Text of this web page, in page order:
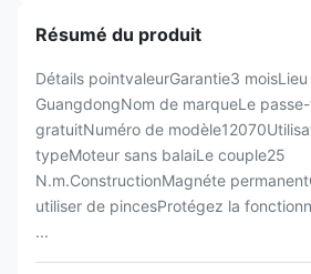
Résumé du produit
Détails pointvaleurGarantie3
GuangdongNom de marqueLe
gratuitNuméro de
typeMoteur sans balaiLe couple25
N.m.ConstructionMagnéte
utiliser de pincesProtégez la
...